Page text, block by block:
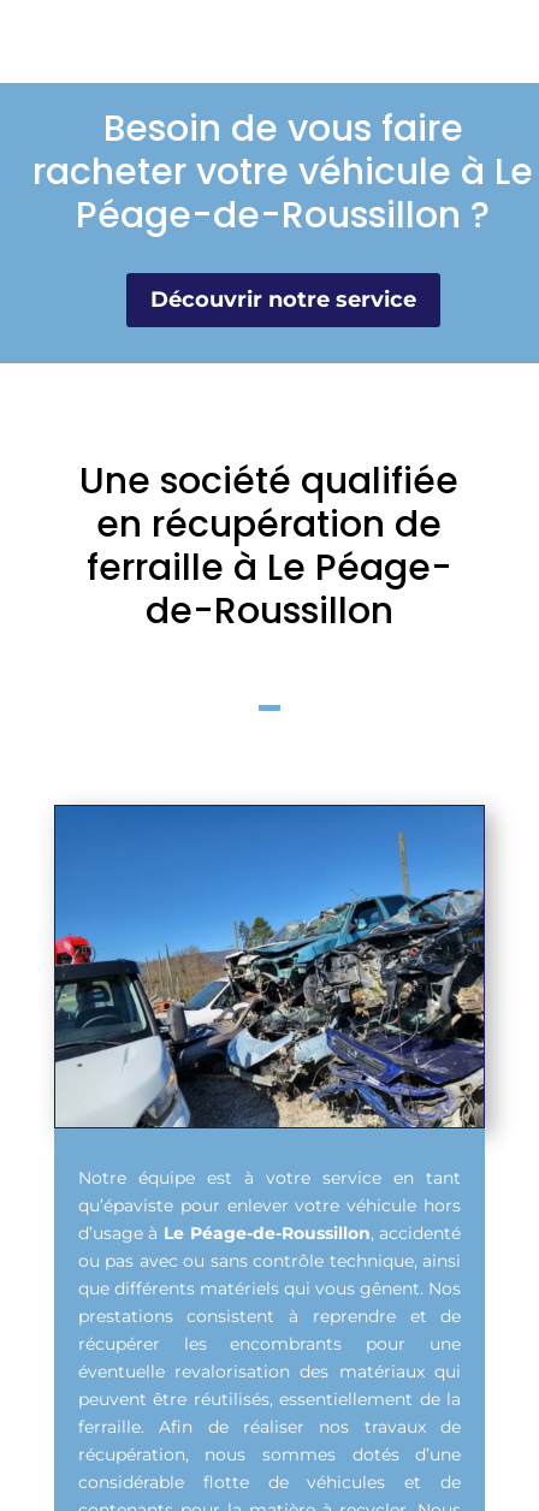
Besoin de vous faire
racheter votre véhicule à Le
Péage-de-Roussillon ?
Découvrir notre service
Une société qualifiée
en récupération de
ferraille à Le Péage-
de-Roussillon
Notre équipe est à votre service en tant
qu’épaviste pour enlever votre véhicule hors
d’usage à Le Péage-de-Roussillon, accidenté
ou pas avec ou sans contrôle technique, ainsi
que différents matériels qui vous gênent. Nos
prestations consistent à reprendre et de
récupérer les encombrants pour une
éventuelle revalorisation des matériaux qui
peuvent être réutilisés, essentiellement de la
ferraille. Afin de réaliser nos travaux de
récupération, nous sommes dotés d’une
considérable flotte de véhicules et de